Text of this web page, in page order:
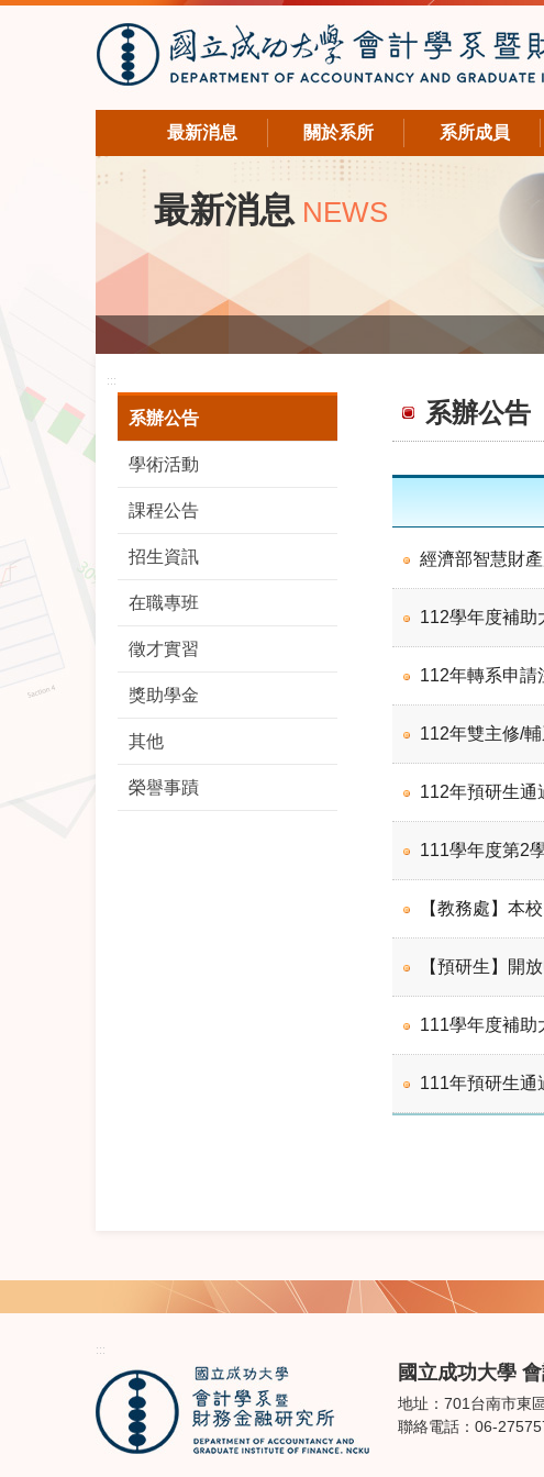
最新消息 關於系所 系所成員
最新消息 NEWS
:::
系辦公告
學術活動
課程公告
招生資訊
在職專班
徵才實習
獎助學金
其他
榮譽事蹟
系辦公告
經濟部智慧財
112學年度補助
112年轉系申請
112年雙主修/
112年預研生通
111學年度第2
【教務處】本
【預研生】開
111學年度補助
111年預研生通
:::
國立成功大學
地址：701台南市東
聯絡電話：06-